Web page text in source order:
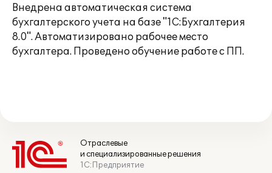
Внедрена автоматическая система
бухгалтерского учета на базе "1С:Бухгалтерия
8.0". Автоматизировано рабочее место
бухгалтера. Проведено обучение работе с ПП.
Отраслевые
и специализированные решения
1С:Предприятие